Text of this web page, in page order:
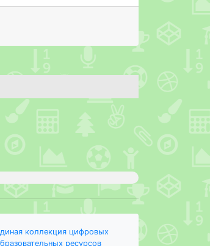
коллекция цифровых
ресурсов